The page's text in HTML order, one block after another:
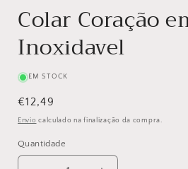
multimédia
1
modal
Colar Coração
Inoxidavel
EM STOCK
Preço
normal
€12,49
Envio calculado na finalização da compra.
Quantidade